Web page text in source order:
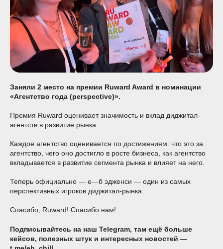
Заняли 2 место на премии Ruward Award в номинации
«Агентство года (perspective)».
Премия Ruward оценивает значимость и вклад диджитал-
агентств в развитие рынка.
Каждое агентство оценивается по достижениям: что это за
агентство, чего оно достигло в росте бизнеса, как агентство
вкладывается в развитие сегмента рынка и влияет на него.
Теперь официально — е—б эдженси — один из самых
перспективных игроков диджитал-рынка.
Спасибо, Ruward! Спасибо нам!
Подписывайтесь на наш Telegram, там ещё больше
кейсов, полезных штук и интересных новостей —